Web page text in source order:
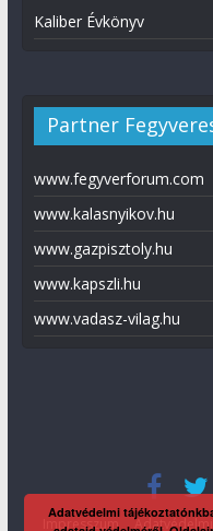
Kaliber Évkönyv
Partner
www.fegyverforum.com
www.kalasnyikov.hu
www.gazpisztoly.hu
www.kapszli.hu
www.vadasz-vilag.hu
Impresszum Adatvédelmi
Adatvédelmi